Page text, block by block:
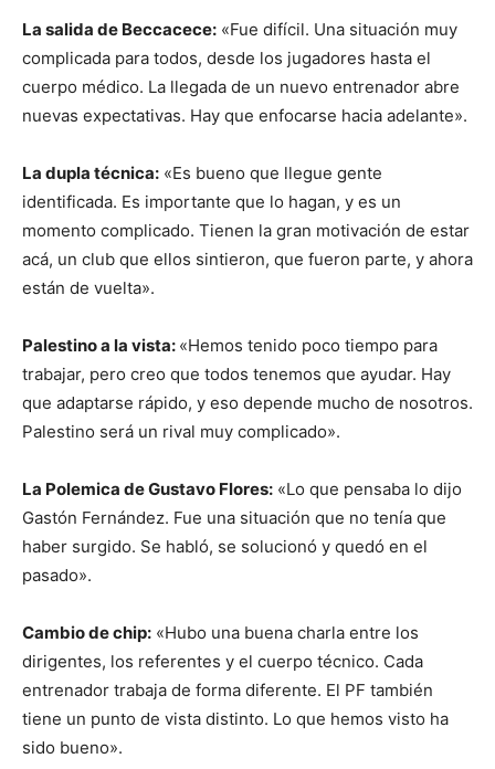
La salida de Beccacece: «Fue difícil. Una situación muy
complicada para todos, desde los jugadores hasta el
cuerpo médico. La llegada de un nuevo entrenador abre
nuevas expectativas. Hay que enfocarse hacia adelante».
La dupla técnica: «Es bueno que llegue gente
identificada. Es importante que lo hagan, y es un
momento complicado. Tienen la gran motivación de estar
acá, un club que ellos sintieron, que fueron parte, y ahora
están de vuelta».
Palestino a la vista: «Hemos tenido poco tiempo para
trabajar, pero creo que todos tenemos que ayudar. Hay
que adaptarse rápido, y eso depende mucho de nosotros.
Palestino será un rival muy complicado».
La Polemica de Gustavo Flores: «Lo que pensaba lo dijo
Gastón Fernández. Fue una situación que no tenía que
haber surgido. Se habló, se solucionó y quedó en el
pasado».
Cambio de chip: «Hubo una buena charla entre los
dirigentes, los referentes y el cuerpo técnico. Cada
entrenador trabaja de forma diferente. El PF también
tiene un punto de vista distinto. Lo que hemos visto ha
sido bueno».